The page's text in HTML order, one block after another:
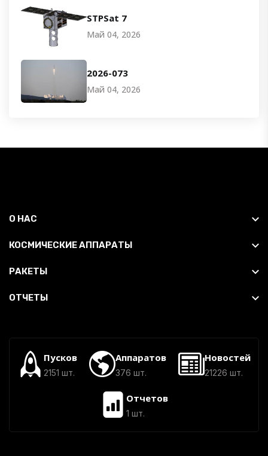
STPSat 7
Май 04, 2026
2026-073
Май 04, 2026
О НАС
КОСМИЧЕСКИЕ АППАРАТЫ
РАКЕТЫ
ОТЧЕТЫ
Пусков
2151 шт.
Аппаратов
376 шт.
Новостей
21226 шт.
Отчетов
1 шт.